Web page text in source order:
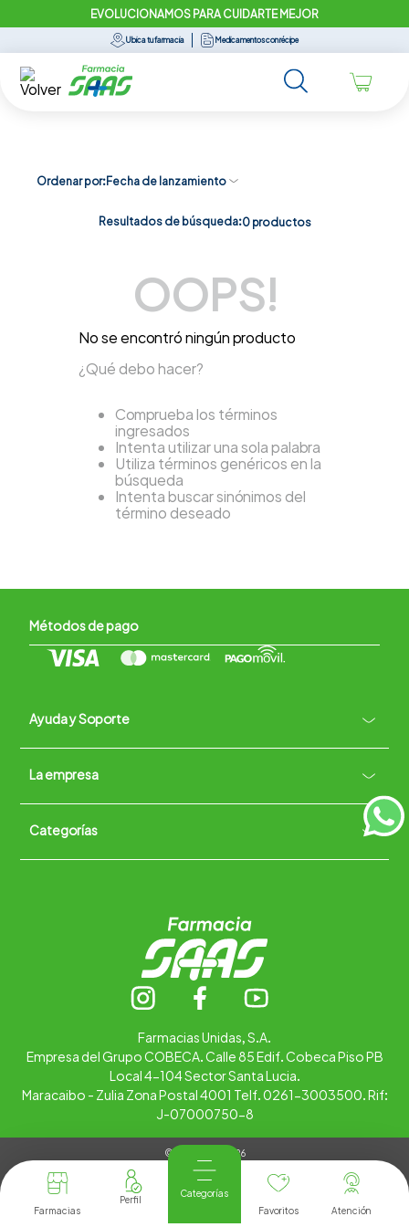
EVOLUCIONAMOS PARA CUIDARTE MEJOR
Ubica tu farmacia Medicamentos con récipe
Farmacias
Categorías
Favoritos
Atención
Ordenar por Fecha de lanzamiento
Resultados de búsqueda:0 productos
OOPS!
No se encontró ningún producto
¿Qué debo hacer?
Comprueba los términos
ingresados
Intenta utilizar una sola palabra
Utiliza términos genéricos en la
búsqueda
Intenta buscar sinónimos del
término deseado
Métodos de pago
Ayuda y Soporte +
Contacto vía WhatsApp
Términos y condiciones
La empresa +
Quiénes somos
Trabaja con nosotros
Categorías +
Farmacias Unidas, S.A.
Empresa del Grupo COBECA. Calle 85 Edif. Cobeca Piso PB
Local 4-104 Sector Santa Lucia.
Maracaibo - Zulia Zona Postal 4001 Telf. 0261-3003500. Rif:
J-07000750-8
© Copyright 2026
Tienda Virtual desarrollada por
Tecnología